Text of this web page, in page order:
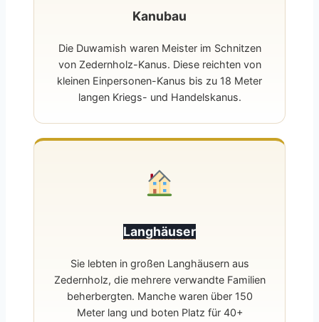
Kanubau
Die Duwamish waren Meister im Schnitzen
von Zedernholz-Kanus. Diese reichten von
kleinen Einpersonen-Kanus bis zu 18 Meter
langen Kriegs- und Handelskanus.
Langhäuser
Sie lebten in großen Langhäusern aus
Zedernholz, die mehrere verwandte Familien
beherbergten. Manche waren über 150
Meter lang und boten Platz für 40+